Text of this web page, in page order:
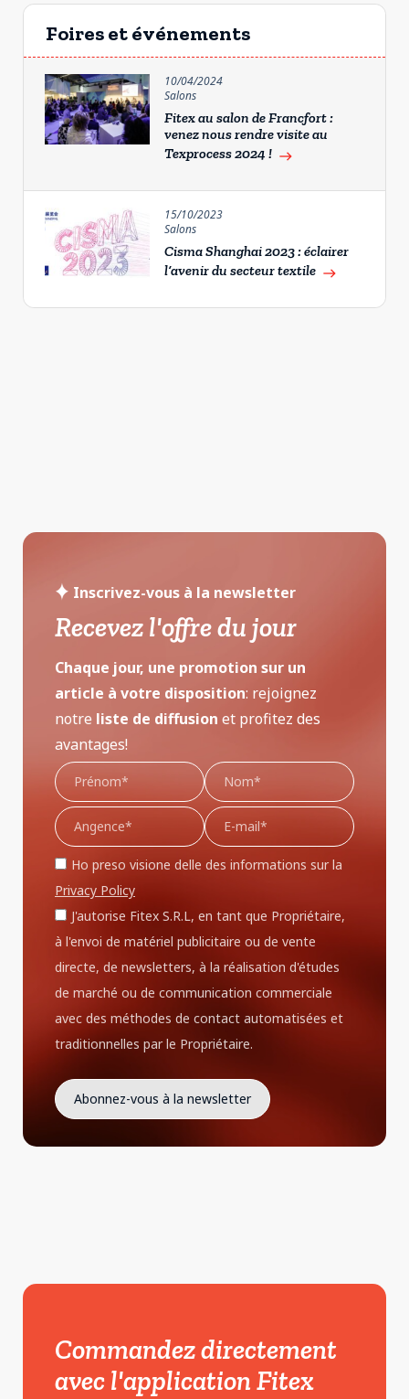
Foires et événements
10/04/2024
Salons
Fitex au salon de Francfort :
venez nous rendre visite au
Texprocess 2024 ! east
15/10/2023
Salons
Cisma Shanghai 2023 : éclairer
l’avenir du secteur textile east
Inscrivez-vous à la newsletter
Recevez l'offre du jour
Chaque jour, une promotion sur un
article à votre disposition: rejoignez
notre liste de diffusion et profitez des
avantages!
Ho preso visione delle des informations sur la
Privacy Policy
J'autorise Fitex S.R.L, en tant que Propriétaire,
à l'envoi de matériel publicitaire ou de vente
directe, de newsletters, à la réalisation d'études
de marché ou de communication commerciale
avec des méthodes de contact automatisées et
traditionnelles par le Propriétaire.
Commandez directement
avec l'application Fitex